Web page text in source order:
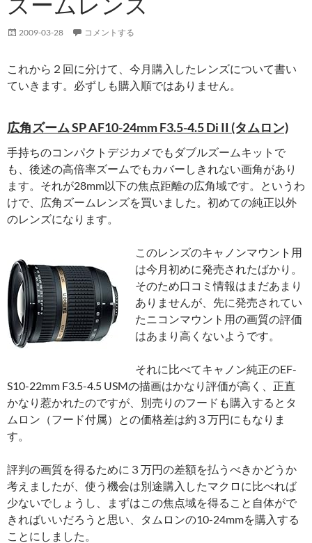
2009-03-28 コメントする
これから２回に分けて、今月購入したレンズについて書い
ていきます。必ずしも購入順ではありません。
広角ズーム SP AF10-24mm F3.5-4.5 Di II (タムロン)
手持ちのコンパクトデジカメでもダブルズームキットで
も、後述の高倍率ズームでもカバーしきれない画角があり
ます。それが28mm以下の焦点距離の広角域です。というわ
けで、広角ズームレンズを買いました。初めての純正以外
のレンズになります。
このレンズのキャノンマウント用
は今月初めに発売されたばかり。
そのため口コミ情報はまだあまり
ありませんが、先に発売されてい
たニコンマウント用の画質の評価
はあまり高くないようです。
それに比べてキャノン純正のEF-
S10-22mm F3.5-4.5 USMの描画はかなり評価が高く、正直
かなり惹かれたのですが、別売りのフードも購入するとタ
ムロン（フード付属）との価格差は約３万円にもなりま
す。
評判の画質を得るために３万円の差額を払うべきかどうか
考えましたが、使う機会は別途購入したマクロに比べれば
少ないでしょうし、まずはこの焦点域を得ること自体がで
きればいいだろうと思い、タムロンの10-24mmを購入する
ことにしました。